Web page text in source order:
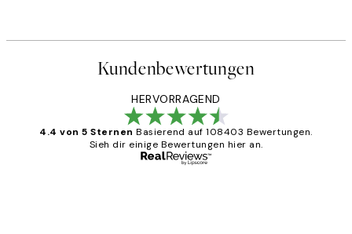
Kundenbewertungen
HERVORRAGEND
4.4 von 5 Sternen Basierend auf 108403 Bewertungen.
Sieh dir einige Bewertungen hier an.